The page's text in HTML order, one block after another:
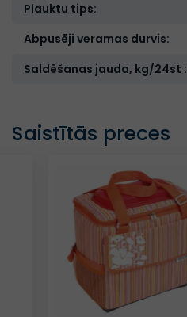
Plauktu tips:
Abpusēji veramas durvis:
Saldēšanas jauda, kg/24st :
Saistītās preces